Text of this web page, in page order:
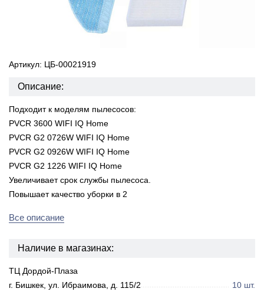
Артикул: ЦБ-00021919
Описание:
Подходит к моделям пылесосов:
PVCR 3600 WIFI IQ Home
PVCR G2 0726W WIFI IQ Home
PVCR G2 0926W WIFI IQ Home
PVCR G2 1226 WIFI IQ Home
Увеличивает срок службы пылесоса.
Повышает качество уборки в 2
Все описание
Наличие в магазинах:
ТЦ Дордой-Плаза
г. Бишкек, ул. Ибраимова, д. 115/2
10 шт.